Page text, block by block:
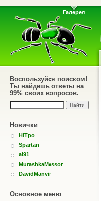
Галерея
Воспользуйся поиском!
Ты найдешь ответы на
99% своих вопросов.
Новички
HiTpo
Spartan
ai91
MurashkaMessor
DavidManvir
Основное меню